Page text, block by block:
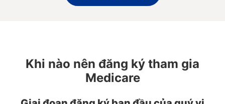
Khi nào nên đăng ký tham gia
Medicare